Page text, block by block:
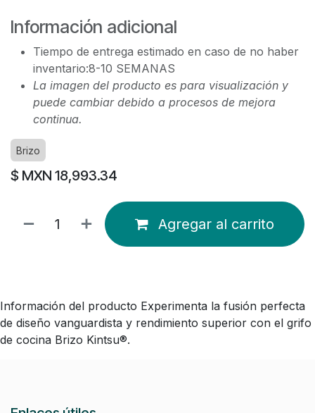
Información adicional
Tiempo de entrega estimado en caso de no haber
inventario:8-10 SEMANAS
La imagen del producto es para visualización y
puede cambiar debido a procesos de mejora
continua.
Brizo
$ MXN 18,993.34
Agregar al carrito
Información del producto Experimenta la fusión perfecta
de diseño vanguardista y rendimiento superior con el grifo
de cocina Brizo Kintsu®.